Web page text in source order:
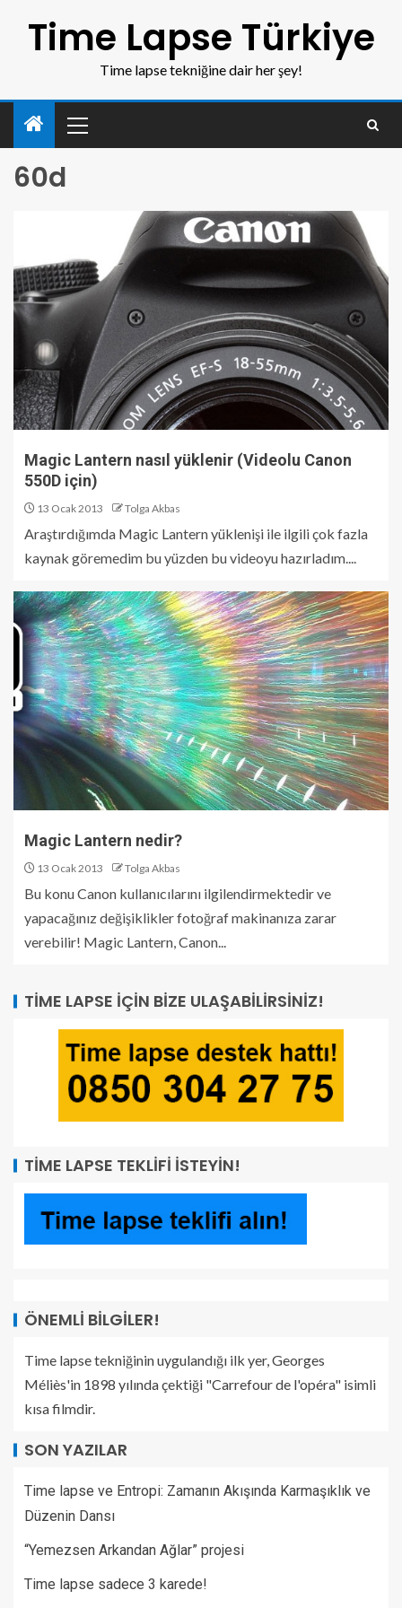
Time Lapse Türkiye
Time lapse tekniğine dair her şey!
60d
Magic Lantern nasıl yüklenir (Videolu Canon
550D için)
13 Ocak 2013 Tolga Akbas
Araştırdığımda Magic Lantern yüklenişi ile ilgili çok fazla
kaynak göremedim bu yüzden bu videoyu hazırladım....
Magic Lantern nedir?
13 Ocak 2013 Tolga Akbas
Bu konu Canon kullanıcılarını ilgilendirmektedir ve
yapacağınız değişiklikler fotoğraf makinanıza zarar
verebilir! Magic Lantern, Canon...
TIME LAPSE İÇIN BIZE ULAŞABILIRSINIZ!
TIME LAPSE TEKLIFI İSTEYIN!
ÖNEMLI BILGILER!
Time lapse tekniğinin uygulandığı ilk yer, Georges
Méliès'in 1898 yılında çektiği "Carrefour de l'opéra" isimli
kısa filmdir.
SON YAZILAR
Time lapse ve Entropi: Zamanın Akışında Karmaşıklık ve
Düzenin Dansı
“Yemezsen Arkandan Ağlar” projesi
Time lapse sadece 3 karede!